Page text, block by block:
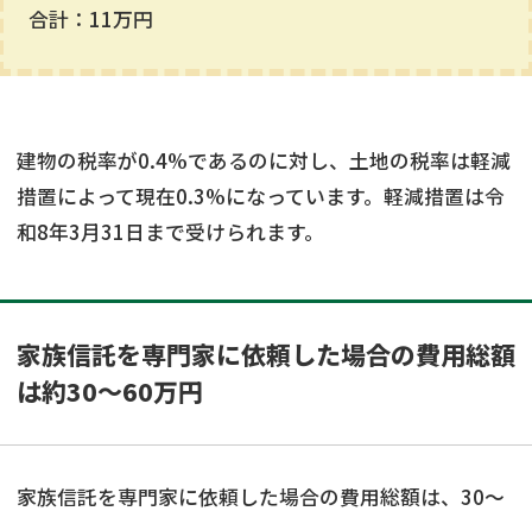
合計：11万円
建物の税率が0.4%であるのに対し、土地の税率は軽減
措置によって現在0.3%になっています。軽減措置は令
和8年3月31日まで受けられます。
家族信託を専門家に依頼した場合の費用総額
は約30～60万円
家族信託を専門家に依頼した場合の費用総額は、30〜